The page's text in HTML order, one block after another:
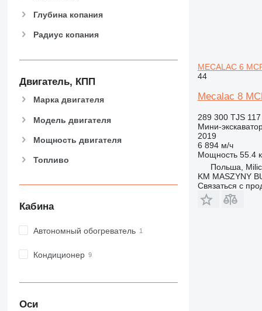
Глубина копания
Радиус копания
Двигатель, КПП
Марка двигателя
Модель двигателя
Мощность двигателя
Топливо
Кабина
Автономный обогреватель
Кондиционер
Оси
MECALAC 6
44
Mecalac 8
289 300 TJS
Мини-
2019
6 894 м/ч
Мощность 55.4
Польша,
KM MASZYNY
Связаться с